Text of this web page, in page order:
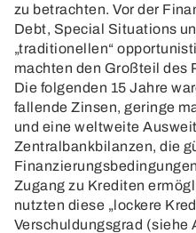
zu betrachten. Vor der
Debt, Special Situations
„traditionellen“
machten den Großteil des
Die folgenden 15 Jahre
fallende Zinsen, geringe
und eine weltweite
Zentralbankbilanzen, die
Zugang zu Krediten
nutzten diese „lockere
Verschuldungsgrad (siehe